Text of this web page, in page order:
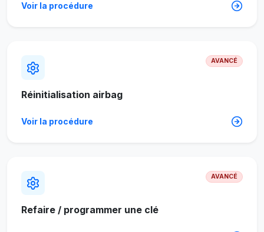
Voir la procédure
AVANCÉ
Réinitialisation airbag
Voir la procédure
AVANCÉ
Refaire / programmer une clé